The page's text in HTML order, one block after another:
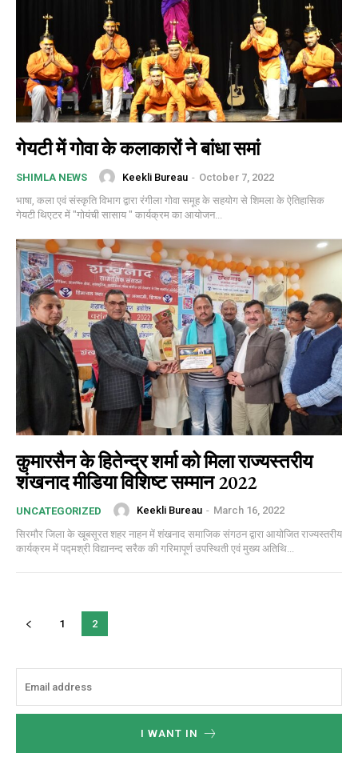
गेयटी में गोवा के कलाकारों ने बांधा समां
SHIMLA NEWS Keekli Bureau - October 7, 2022
भाषा, कला एवं संस्कृति विभाग द्वारा रंगीला गोवा समूह के सहयोग से शिमला के ऐतिहासिक
गेयटी थिएटर में "गोयंची सासाय " कार्यक्रम का आयोजन...
कुमारसैन के हितेन्द्र शर्मा को मिला राज्यस्तरीय
शंखनाद मीडिया विशिष्ट सम्मान 2022
UNCATEGORIZED Keekli Bureau - March 16, 2022
सिरमौर जिला के खूबसूरत शहर नाहन में शंखनाद समाजिक संगठन द्वारा आयोजित राज्यस्तरीय
कार्यक्रम में पद्मश्री विद्यानन्द सरैक की गरिमापूर्ण उपस्थिती एवं मुख्य अतिथि...
1 2
I WANT IN